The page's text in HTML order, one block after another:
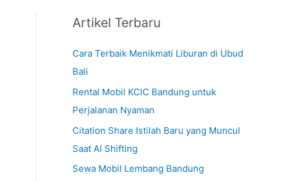
Artikel Terbaru
Cara Terbaik Menikmati Liburan di Ubud
Bali
Rental Mobil KCIC Bandung untuk
Perjalanan Nyaman
Citation Share Istilah Baru yang Muncul
Saat AI Shifting
Sewa Mobil Lembang Bandung